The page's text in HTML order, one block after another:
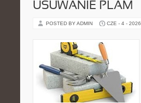
USUWANIE PLAM
POSTED BY ADMIN CZE - 4 - 2026